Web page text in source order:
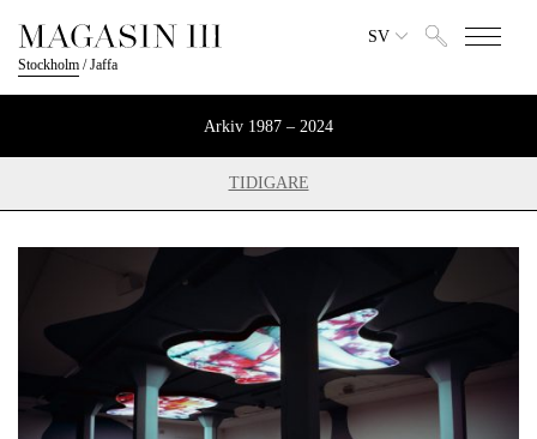
Stockholm /Jaffa
SV
Arkiv 1987 – 2024
TIDIGARE